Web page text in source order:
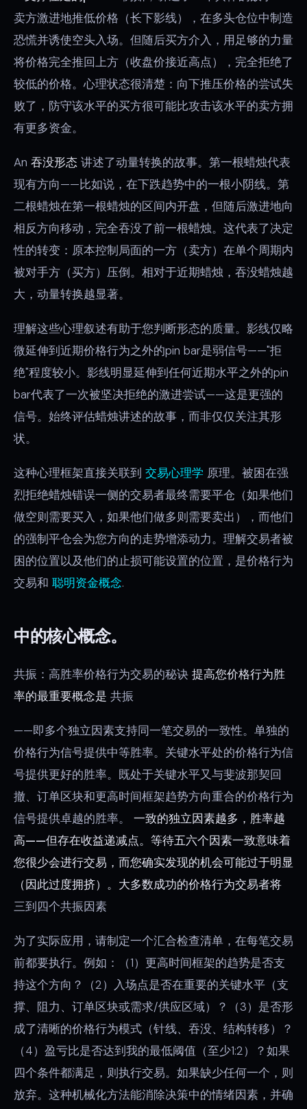
卖方激进地推低价格（长下影线），在多头仓位中制造
恐慌并诱使空头入场。但随后买方介入，用足够的力量
将价格完全推回上方（收盘价接近高点），完全拒绝了
较低的价格。心理状态很清楚：向下推压价格的尝试失
败了，防守该水平的买方很可能比攻击该水平的卖方拥
有更多资金。
An 吞没形态 讲述了动量转换的故事。第一根蜡烛代表
现有方向——比如说，在下跌趋势中的一根小阴线。第
二根蜡烛在第一根蜡烛的区间内开盘，但随后激进地向
相反方向移动，完全吞没了前一根蜡烛。这代表了决定
性的转变：原本控制局面的一方（卖方）在单个周期内
被对手方（买方）压倒。相对于近期蜡烛，吞没蜡烛越
大，动量转换越显著。
理解这些心理叙述有助于您判断形态的质量。影线仅略
微延伸到近期价格行为之外的pin bar是弱信号——"拒
绝"程度较小。影线明显延伸到任何近期水平之外的pin
bar代表了一次被坚决拒绝的激进尝试——这是更强的
信号。始终评估蜡烛讲述的故事，而非仅仅关注其形
状。
这种心理框架直接关联到 交易心理学 原理。被困在强
烈拒绝蜡烛错误一侧的交易者最终需要平仓（如果他们
做空则需要买入，如果他们做多则需要卖出），而他们
的强制平仓会为您方向的走势增添动力。理解交易者被
困的位置以及他们的止损可能设置的位置，是价格行为
交易和 聪明资金概念.
中的核心概念。
共振：高胜率价格行为交易的秘诀 提高您价格行为胜
率的最重要概念是 共振
——即多个独立因素支持同一笔交易的一致性。单独的
价格行为信号提供中等胜率。关键水平处的价格行为信
号提供更好的胜率。既处于关键水平又与斐波那契回
撤、订单区块和更高时间框架趋势方向重合的价格行为
信号提供卓越的胜率。 一致的独立因素越多，胜率越
高——但存在收益递减点。等待五六个因素一致意味着
您很少会进行交易，而您确实发现的机会可能过于明显
（因此过度拥挤）。大多数成功的价格行为交易者将
三到四个共振因素
为了实际应用，请制定一个汇合检查清单，在每笔交易
前都要执行。例如：（1）更高时间框架的趋势是否支
持这个方向？（2）入场点是否在重要的关键水平（支
撑、阻力、订单区块或需求/供应区域）？（3）是否形
成了清晰的价格行为模式（针线、吞没、结构转移）？
（4）盈亏比是否达到我的最低阈值（至少1:2）？如果
四个条件都满足，则执行交易。如果缺少任何一个，则
放弃。这种机械化方法能消除决策中的情绪因素，并确